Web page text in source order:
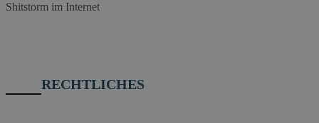
Shitstorm im Internet
RECHTLICHES